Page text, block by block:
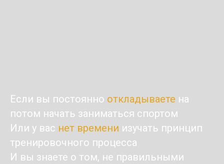
Если вы постоянно откладываете на
потом начать заниматься спортом
Или у вас нет времени изучать принцип
тренировочного процесса
И вы знаете о том, не правильными